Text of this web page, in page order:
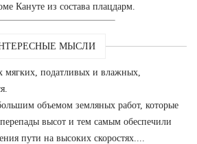
Кануте из состава плацдарм.
МЫСЛИ
мягких, податливых и влажных,
объемом земляных работ, которые
высот и тем самым обеспечили
пути на высоких скоростях....